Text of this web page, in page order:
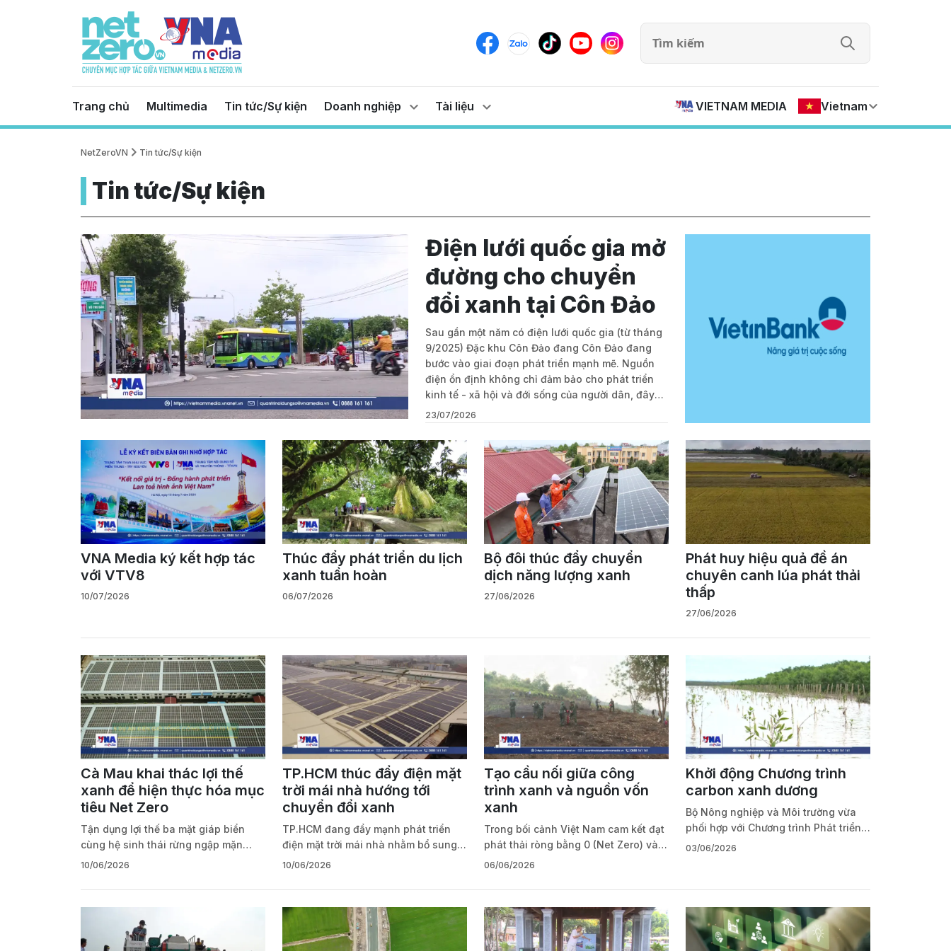
Trang chủ Multimedia Tin tức/Sự kiện Doanh nghiệp Tài liệu VIETNAM MEDIA Vietnam
NetZeroVN Tin tức/Sự kiện
Tin tức/Sự kiện
Điện lưới quốc gia mở
đường cho chuyển
đổi xanh tại Côn Đảo
Sau gần một năm có điện lưới quốc gia (từ tháng
9/2025) Đặc khu Côn Đảo đang Côn Đảo đang
bước vào giai đoạn phát triển mạnh mẽ. Nguồn
điện ổn định không chỉ đảm bảo cho phát triển
kinh tế - xã hội và đới sống của người dân, đây
còn là động lực để Côn Đảo hướng tới hành trình
chuyển đổi xanh. Trong đó giao thông xanh được
xác định là một trong những ưu tiên hàng đầu.
23/07/2026
VNA Media ký kết hợp tác
với VTV8
10/07/2026
Thúc đẩy phát triển du lịch
xanh tuần hoàn
06/07/2026
Bộ đôi thúc đẩy chuyển
dịch năng lượng xanh
27/06/2026
Phát huy hiệu quả đề án
chuyên canh lúa phát thải
thấp
27/06/2026
Cà Mau khai thác lợi thế
xanh để hiện thực hóa mục
tiêu Net Zero
Tận dụng lợi thế ba mặt giáp biển
cùng hệ sinh thái rừng ngập mặn
rộng lớn, Cà Mau đang đẩy mạnh
hóa mục tiêu phát thải ròng bằng “0”
vào năm 2050.
10/06/2026
TP.HCM thúc đẩy điện mặt
trời mái nhà hướng tới
chuyển đổi xanh
TP.HCM đang đẩy mạnh phát triển
điện mặt trời mái nhà nhằm bổ sung
nguồn điện tại chỗ, giảm áp lực cho
chuyển đổi xanh.
10/06/2026
Tạo cầu nối giữa công
trình xanh và nguồn vốn
xanh
Trong bối cảnh Việt Nam cam kết đạt
phát thải ròng bằng 0 (Net Zero) vào
năm 2050, nhu cầu huy động nguồn
đổi xanh đang trở thành yêu cầu cấp
thiết. Theo ước tính, để hiện thực hóa
mục tiêu này, Việt Nam cần khoảng
20 tỷ USD đầu tư xanh mỗi năm.
06/06/2026
Khởi động Chương trình
carbon xanh dương
Bộ Nông nghiệp và Môi trường vừa
phối hợp với Chương trình Phát triển
Liên Hợp Quốc (UNDP), Đại sứ quán
carbon xanh dương.
03/06/2026